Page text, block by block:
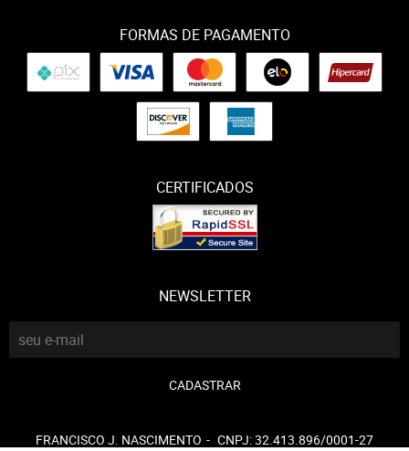
FORMAS DE PAGAMENTO
CERTIFICADOS
NEWSLETTER
CADASTRAR
FRANCISCO J. NASCIMENTO CNPJ: 32.413.896/0001-27